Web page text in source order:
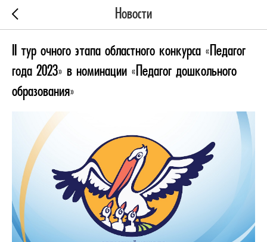
Новости
II тур очного этапа областного конкурса «Педагог
года 2023» в номинации «Педагог дошкольного
образования»